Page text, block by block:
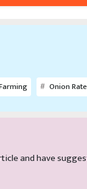
Onion Rate
and have